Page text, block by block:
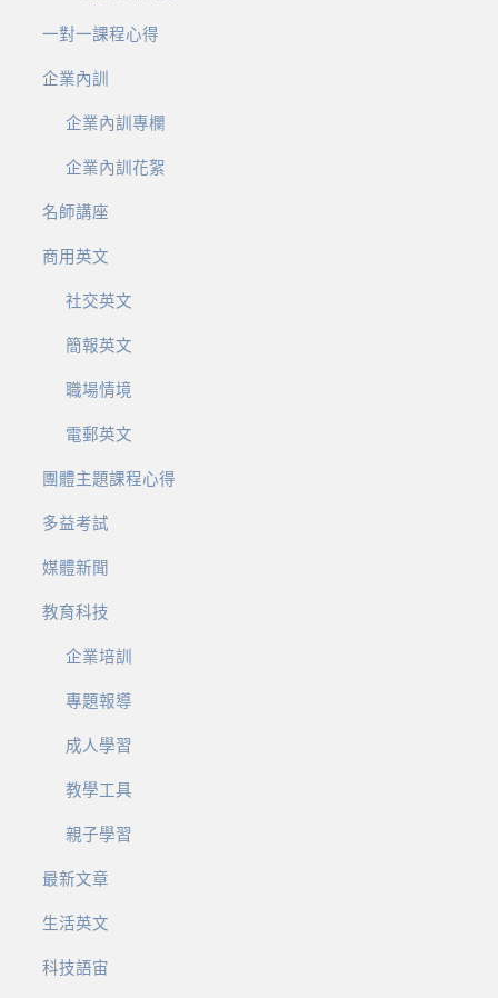
一對一課程心得
企業內訓
企業內訓專欄
企業內訓花絮
名師講座
商用英文
社交英文
簡報英文
職場情境
電郵英文
團體主題課程心得
多益考試
媒體新聞
教育科技
企業培訓
專題報導
成人學習
教學工具
親子學習
最新文章
生活英文
科技語宙